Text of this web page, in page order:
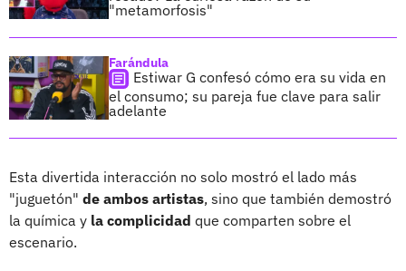
"metamorfosis"
Farándula
Estiwar G confesó cómo era su vida en
el consumo; su pareja fue clave para salir
adelante
Esta divertida interacción no solo mostró el lado más
"juguetón" de ambos artistas, sino que también demostró
la química y la complicidad que comparten sobre el
escenario.